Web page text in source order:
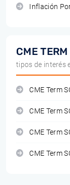
Inflación
CME
tipos de interés
CME Term
CME Term
CME Term
CME Term